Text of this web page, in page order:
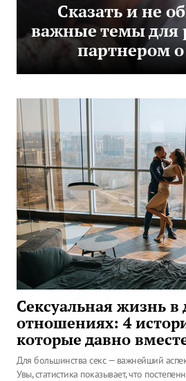
Сказать и не
важные темы для
партнером о
Сексуальная жизнь в
отношениях: 4
которые давно
Для большинства секс — важнейший
Увы, статистика показывает, что